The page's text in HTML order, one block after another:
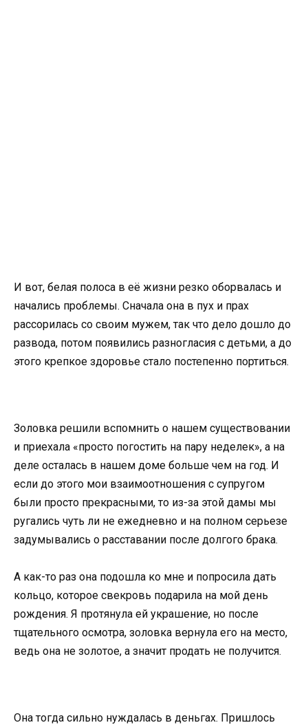
И вот, белая полоса в её жизни резко оборвалась и
начались проблемы. Сначала она в пух и прах
рассорилась со своим мужем, так что дело дошло до
развода, потом появились разногласия с детьми, а до
этого крепкое здоровье стало постепенно портиться.
Золовка решили вспомнить о нашем существовании
и приехала «просто погостить на пару неделек», а на
деле осталась в нашем доме больше чем на год. И
если до этого мои взаимоотношения с супругом
были просто прекрасными, то из-за этой дамы мы
ругались чуть ли не ежедневно и на полном серьезе
задумывались о расставании после долгого брака.
А как-то раз она подошла ко мне и попросила дать
кольцо, которое свекровь подарила на мой день
рождения. Я протянула ей украшение, но после
тщательного осмотра, золовка вернула его на место,
ведь она не золотое, а значит продать не получится.
Она тогда сильно нуждалась в деньгах. Пришлось